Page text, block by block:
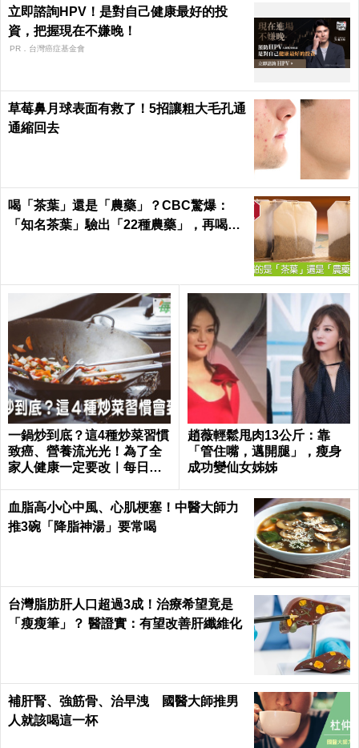
立即諮詢HPV！是對自己健康最好的投
資，把握現在不嫌晚！
PR．台灣癌症基金會
草莓鼻月球表面有救了！5招讓粗大毛孔通
通縮回去
喝「茶葉」還是「農藥」？CBC驚爆：
「知名茶葉」驗出「22種農藥」，再喝癌
一鍋炒到底？這4種炒菜習慣
致癌、營養流光光！為了全
家人健康一定要改｜每日健
趙薇輕鬆甩肉13公斤：靠
「管住嘴，邁開腿」，瘦身
成功變仙女姊姊
血脂高小心中風、心肌梗塞！中醫大師力
推3碗「降脂神湯」要常喝
台灣脂肪肝人口超過3成！治療希望竟是
「瘦瘦筆」？ 醫證實：有望改善肝纖維化
補肝腎、強筋骨、治早洩 國醫大師推男
人就該喝這一杯